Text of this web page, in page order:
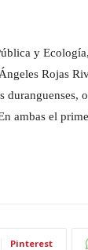
y
Rojas
duranguenses,
ambas el
Pinterest